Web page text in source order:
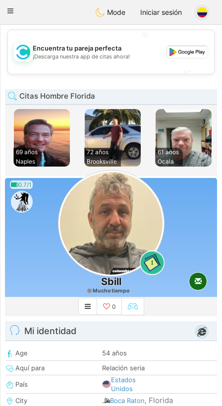
olombiaCitas
Toggle
Mode Iniciar sesión
💖
💕
Encuentra tu pareja perfecta
¡Descarga nuestra app de citas ahora!
Citas Hombre Florida
69 años
Naples
72 años
Brooksville
61 años
Ocala
0.7/1
1
Sbill
Mucho tiempo
0
Mi identidad
Age
54 años
Aquí para
Relación seria
País
Estados
Unidos
City
Boca Raton, Florida